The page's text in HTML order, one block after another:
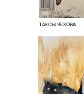
ТАКСЫ ЧЕХОВА